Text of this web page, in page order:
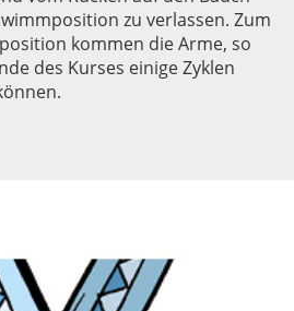
zu verlassen. Zum
kommen die Arme, so
des Kurses einige Zyklen